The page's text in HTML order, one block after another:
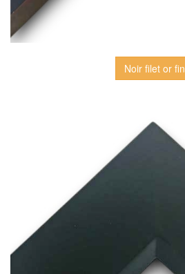
Noir filet or fin